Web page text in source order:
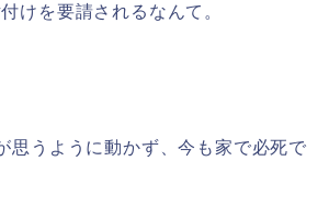
けを要請されるなんて。
思うように動かず、今も家で必死で